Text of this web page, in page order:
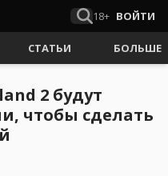
18+ ВОЙТИ
СТАТЬИ БОЛЬШЕ
2 будут
чтобы сделать